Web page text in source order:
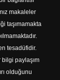
makaleler
taşımamakta
tesadüfidir.
paylaşım
olduğunu